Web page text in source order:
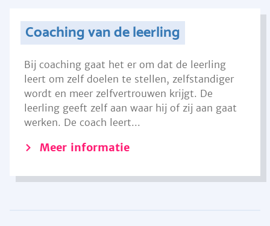
Coaching van de leerling
Bij coaching gaat het er om dat de leerling
leert om zelf doelen te stellen, zelfstandiger
wordt en meer zelfvertrouwen krijgt. De
leerling geeft zelf aan waar hij of zij aan gaat
werken. De coach leert...
Meer informatie